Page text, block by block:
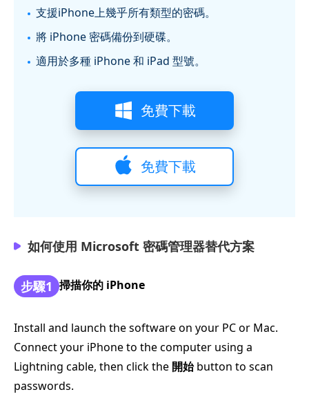
支援iPhone上幾乎所有類型的密碼。
將 iPhone 密碼備份到硬碟。
適用於多種 iPhone 和 iPad 型號。
免費下載
免費下載
如何使用 Microsoft 密碼管理器替代方案
步驟1 掃描你的 iPhone
Install and launch the software on your PC or Mac.
Connect your iPhone to the computer using a
Lightning cable, then click the 開始button to scan
passwords.